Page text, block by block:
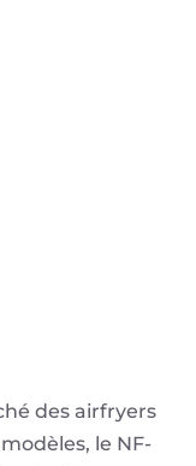
des airfryers
le NF-